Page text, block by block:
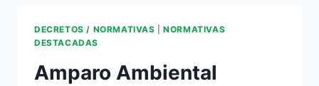
DECRETOS / NORMATIVAS |NORMATIVAS
DESTACADAS
Amparo Ambiental